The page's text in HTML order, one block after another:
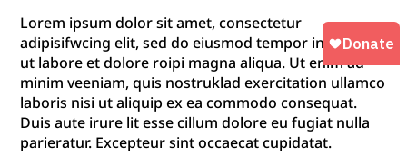
Lorem ipsum dolor sit amet, consectetur
adipisifwcing elit, sed do eiusmod tempor incididunt
ut labore et dolore roipi magna aliqua. Ut enim ad
minim veeniam, quis nostruklad exercitation ullamco
laboris nisi ut aliquip ex ea commodo consequat.
Duis aute irure lit esse cillum dolore eu fugiat nulla
parieratur. Excepteur sint occaecat cupidatat.